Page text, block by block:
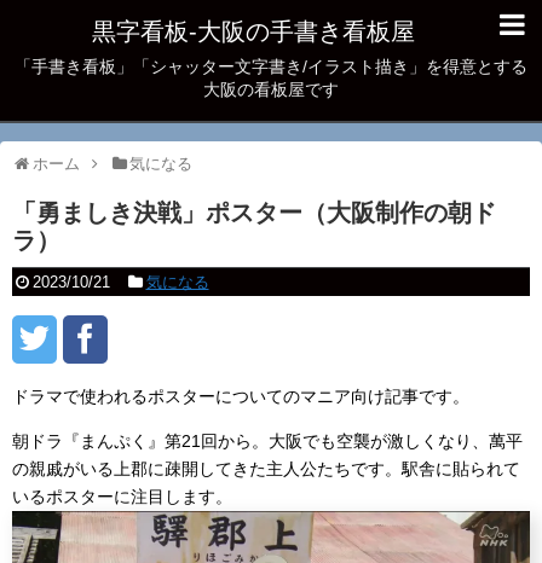
黒字看板‐大阪の手書き看板屋
「手書き看板」「シャッター文字書き/イラスト描き」を得意とする
大阪の看板屋です
ホーム 気になる
「勇ましき決戦」ポスター（大阪制作の朝ド
ラ）
2023/10/21 気になる
ドラマで使われるポスターについてのマニア向け記事です。
朝ドラ『まんぷく』第21回から。大阪でも空襲が激しくなり、萬平
の親戚がいる上郡に疎開してきた主人公たちです。駅舎に貼られて
いるポスターに注目します。